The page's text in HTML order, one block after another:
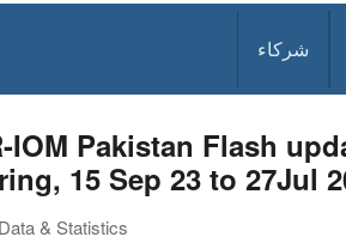
شركاء
IOM Pakistan Flash
15 Sep 23 to 27Jul
Data & Statistics